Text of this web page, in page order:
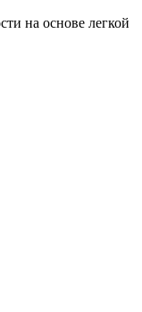
на основе легкой